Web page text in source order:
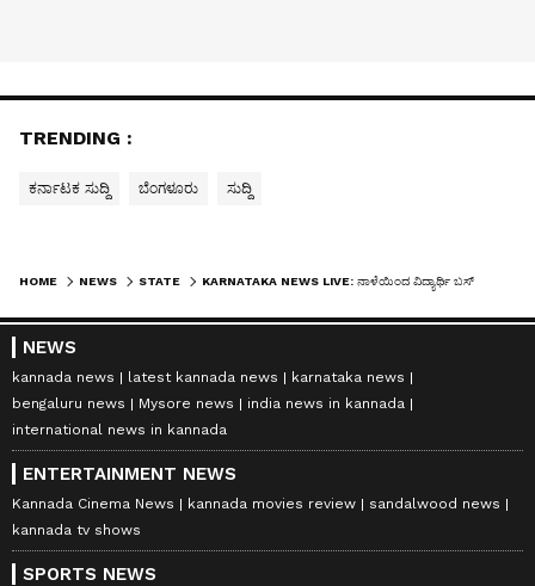
TRENDING :
ಕರ್ನಾಟಕ ಸುದ್ದಿ ಬೆಂಗಳೂರು ಸುದ್ದಿ
HOME NEWS STATE
NEWS
kannada news latest kannada news
karnataka news
bengaluru news
Mysore news
india news in kannada
international news in kannada
ENTERTAINMENT NEWS
Kannada Cinema News kannada movies review
sandalwood news
kannada tv shows
SPORTS NEWS